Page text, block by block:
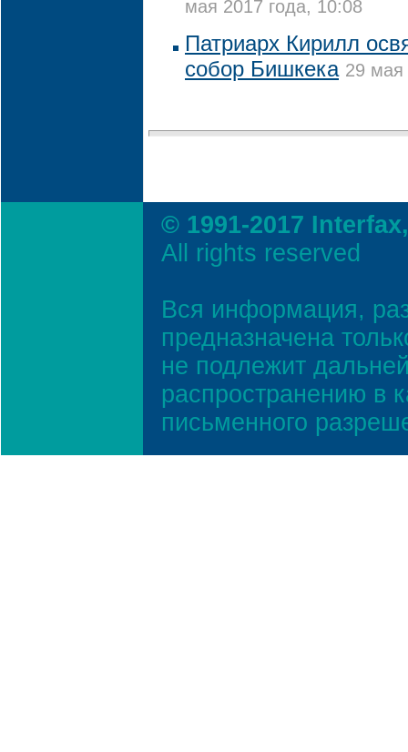
мая 2017 года, 10:08
Патриарх Кирилл
собор Бишкека 29 мая
© 1991-2017
All rights reserved
Вся информация,
предназначена
не подлежит
распространению в
письменного